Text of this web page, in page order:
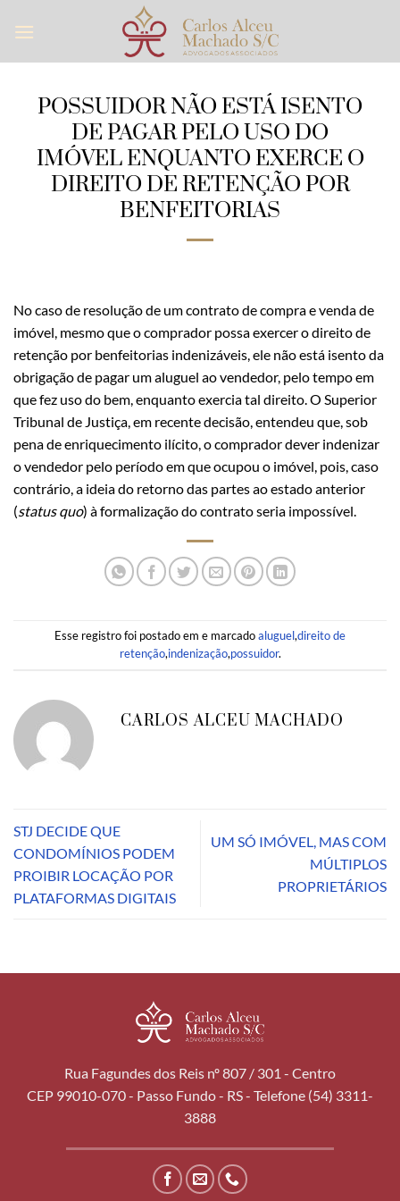
POSSUIDOR NÃO ESTÁ ISENTO
DE PAGAR PELO USO DO
IMÓVEL ENQUANTO EXERCE O
DIREITO DE RETENÇÃO POR
BENFEITORIAS
No caso de resolução de um contrato de compra e venda de
imóvel, mesmo que o comprador possa exercer o direito de
retenção por benfeitorias indenizáveis, ele não está isento da
obrigação de pagar um aluguel ao vendedor, pelo tempo em
que fez uso do bem, enquanto exercia tal direito. O Superior
Tribunal de Justiça, em recente decisão, entendeu que, sob
pena de enriquecimento ilícito, o comprador dever indenizar
o vendedor pelo período em que ocupou o imóvel, pois, caso
contrário, a ideia do retorno das partes ao estado anterior
(status quo) à formalização do contrato seria impossível.
Esse registro foi postado em e marcadoaluguel,direito de
retenção,indenização,possuidor.
CARLOS ALCEU MACHADO
STJ DECIDE QUE
CONDOMÍNIOS PODEM
PROIBIR LOCAÇÃO POR
PLATAFORMAS DIGITAIS
UM SÓ IMÓVEL, MAS COM
MÚLTIPLOS
PROPRIETÁRIOS
Rua Fagundes dos Reis nº 807 / 301 - Centro
CEP 99010-070 - Passo Fundo - RS - Telefone (54) 3311-
3888